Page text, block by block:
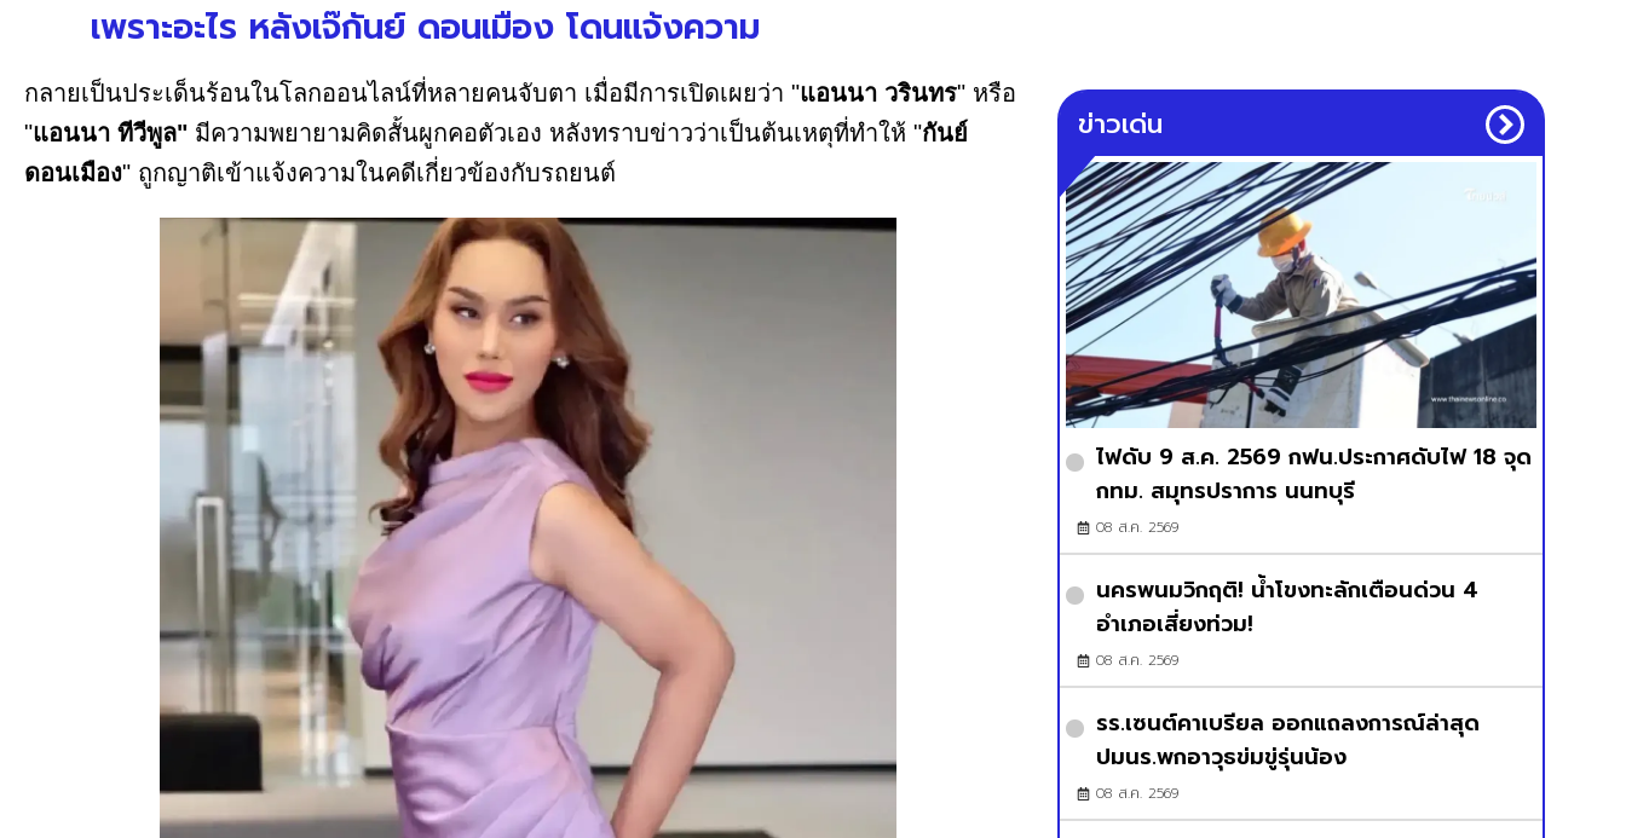
เพราะอะไร หลังเจ๊กันย์ ดอนเมือง โดนแจ้งความ
กลายเป็นประเด็นร้อนในโลกออนไลน์ที่หลายคนจับตา เมื่อมีการเปิดเผยว่า "แอนนา วรินทร" หรือ
"แอนนา ทีวีพูล" มีความพยายามคิดสั้นผูกคอตัวเอง หลังทราบข่าวว่าเป็นต้นเหตุที่ทำให้ "กันย์
ดอนเมือง" ถูกญาติเข้าแจ้งความในคดีเกี่ยวข้องกับรถยนต์
ข่าวเด่น
ไฟดับ 9 ส.ค. 2569 กฟน.ประกาศดับไฟ 18 จุด
กทม. สมุทรปราการ นนทบุรี
08 ส.ค. 2569
นครพนมวิกฤติ! น้ำโขงทะลักเตือนด่วน 4
อำเภอเสี่ยงท่วม!
08 ส.ค. 2569
รร.เซนต์คาเบรียล ออกแถลงการณ์ล่าสุด
ปมนร.พกอาวุธข่มขู่รุ่นน้อง
08 ส.ค. 2569